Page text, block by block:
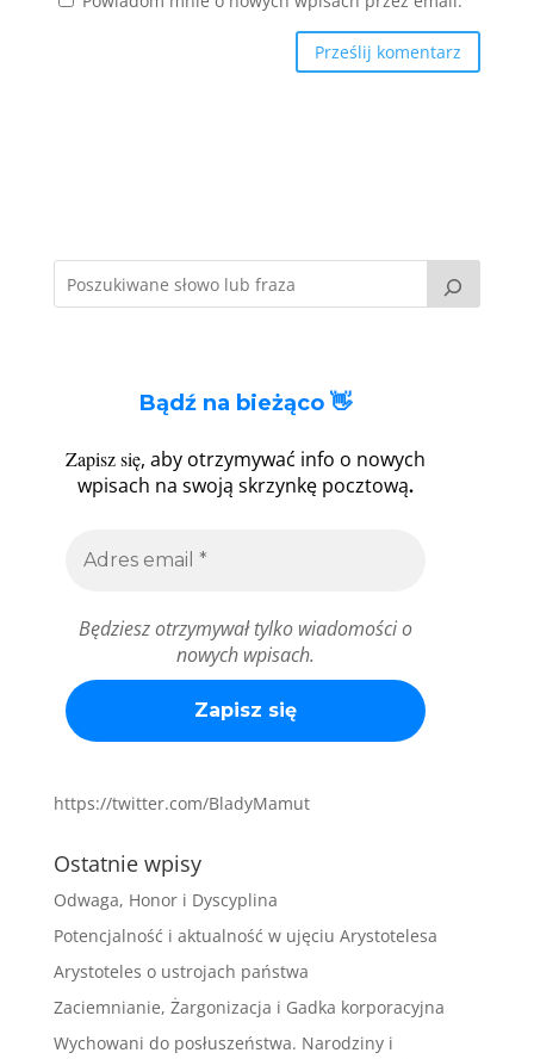
Bądź na bieżąco 👋
Zapisz się, aby otrzymywać info o nowych
wpisach na swoją skrzynkę pocztową.
Będziesz otrzymywał tylko wiadomości o
nowych wpisach.
https://twitter.com/BladyMamut
Ostatnie wpisy
Odwaga, Honor i Dyscyplina
Potencjalność i aktualność w ujęciu Arystotelesa
Arystoteles o ustrojach państwa
Zaciemnianie, Żargonizacja i Gadka korporacyjna
Wychowani do posłuszeństwa. Narodziny i